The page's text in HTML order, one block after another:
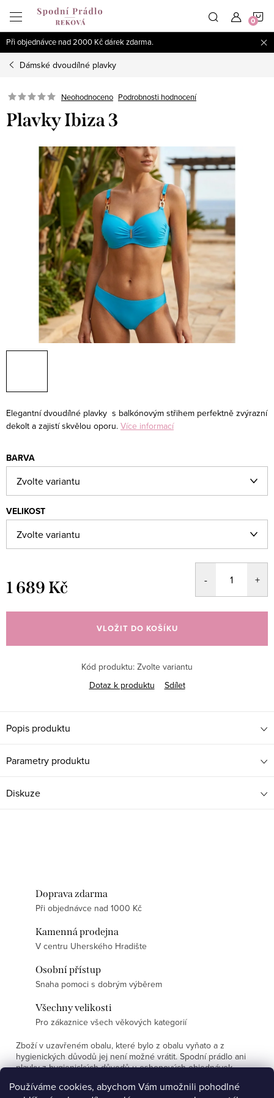
Používáme cookies, abychom Vám umožnili pohodlné
obsah
Při objednávce nad 2000 Kč dárek zdarma.
Dámské dvoudílné plavky
Neohodnoceno Podrobnosti hodnocení
Plavky Ibiza 3
Elegantní dvoudílné plavky s balkónovým střihem perfektně zvýrazní
dekolt a zajistí skvělou oporu. Více informací
BARVA
VELIKOST
1 689 Kč
cena:
VLOŽIT DO KOŠÍKU
Kód produktu: Zvolte variantu
Dotaz k produktu
Sdílet
Popis produktu
Parametry produktu
Diskuze
Doprava zdarma
Při objednávce nad 1000 Kč
Kamenná prodejna
V centru Uherského Hradište
Osobní přístup
Snaha pomoci s dobrým výběrem
Všechny velikosti
Pro zákaznice všech věkových kategorií
Zboží v uzavřeném obalu, které bylo z obalu vyňato a z
hygienických důvodů jej není možné vrátit. Spodní prádlo ani
plavky z hygienických důvodů u eshopových objednávek